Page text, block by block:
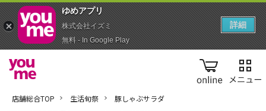
online
店舗総合TOP 生活旬祭 豚しゃぶサラダ
ゆめアプ‪リ‬
株式会社イズミ
無料 - In Google Play
詳細